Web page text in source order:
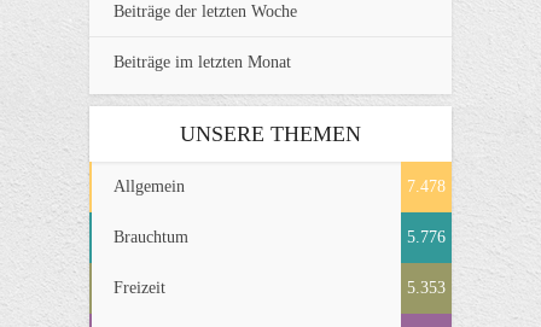
Beiträge der letzten Woche
Beiträge im letzten Monat
UNSERE THEMEN
Allgemein 7.478
Brauchtum 5.776
Freizeit 5.353